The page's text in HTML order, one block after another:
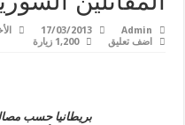
Admin
17/03/2013
اضف تعليق
1,200 زيارة
بريطانيا حسب